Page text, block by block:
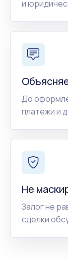
и
До
платежи и
Не
Залог не
сделки